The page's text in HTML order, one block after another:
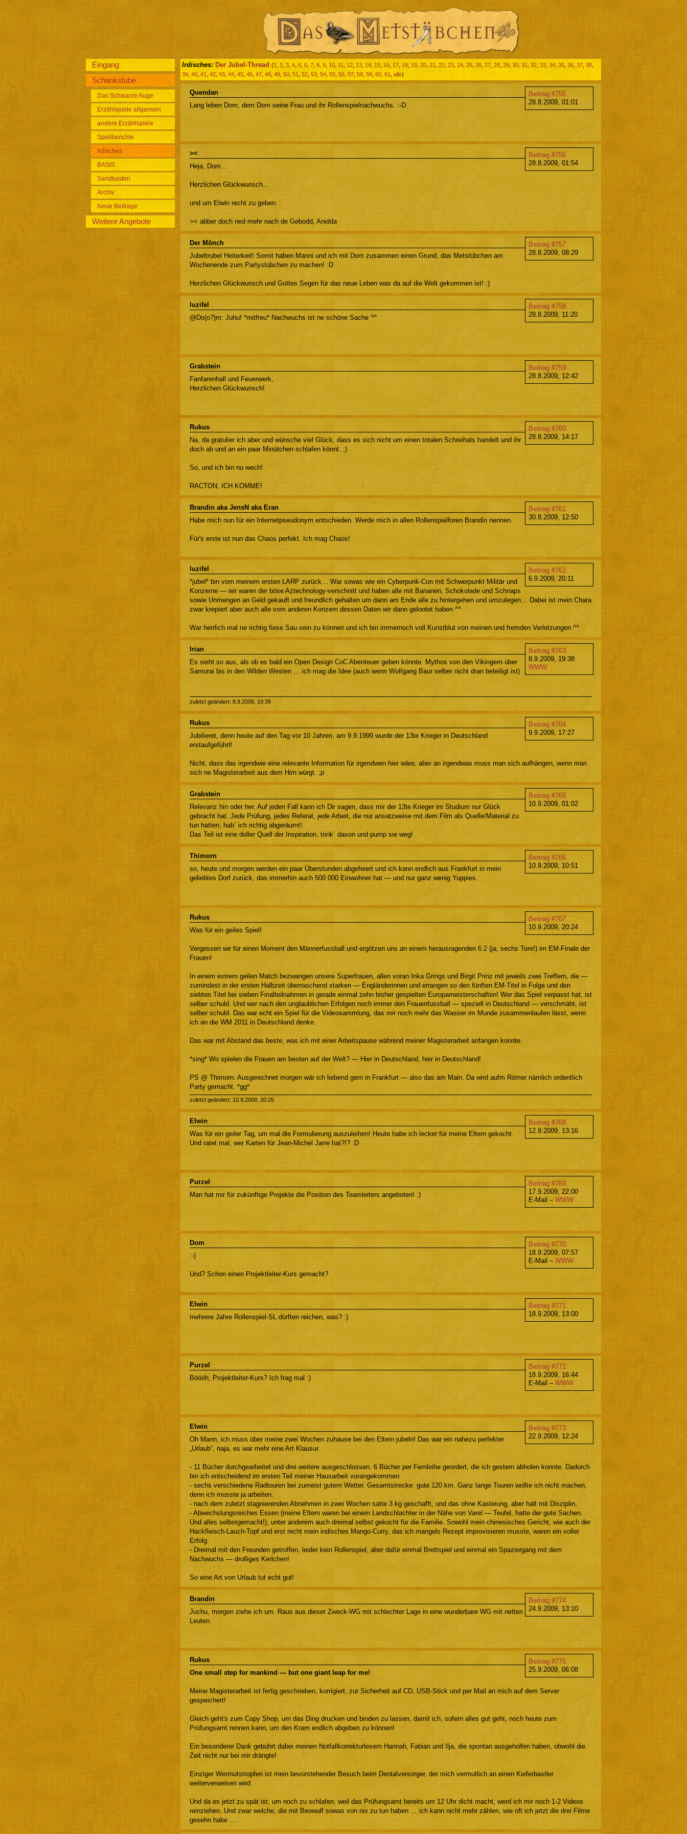
Eingang
Schankstube
Das Schwarze Auge
Erzählspiele allgemein
andere Erzählspiele
Spielberichte
Irdisches
BASIS
Sandkasten
Archiv
Neue Beiträge
Weitere Angebote
Irdisches: Der Jubel-Thread (1 2 3 4 5 6 7 8 9 10 11 12 13 14 15 16 17 18 19 20 21 22 23 24 25 26 27 28 29 30 31 32 33 34 35 36 37 38
39 40 41 42 43 44 45 46 47 48 49 50 51 52 53 54 55 56 57 58 59 60 61 alle)
Beitrag #755
28.8.2009, 01:01
Quendan
Lang leben Dom, dem Dom seine Frau und ihr Rollenspielnachwuchs. :-D
Beitrag #756
28.8.2009, 01:54
><
Heja, Dom…
Herzlichen Glückwunsch…
und um Elwin recht zu geben:
>< abber doch ned mehr nach de Gebodd, Anidda
Beitrag #757
28.8.2009, 08:29
Der Mönch
Jubeltrubel Heiterkeit! Somit haben Manni und ich mit Dom zusammen einen Grund, das Metstübchen am
Wochenende zum Partystübchen zu machen! :D
Herzlichen Glückwunsch und Gottes Segen für das neue Leben was da auf die Welt gekommen ist! :)
Beitrag #758
28.8.2009, 11:20
luzifel
@Do(o?)m: Juhu! *mitfreu* Nachwuchs ist ne schöne Sache ^^
Beitrag #759
28.8.2009, 12:42
Grabstein
Fanfarenhall und Feuerwerk,
Herzlichen Glückwunsch!
Beitrag #760
28.8.2009, 14:17
Rukus
Na, da gratulier ich aber und wünsche viel Glück, dass es sich nicht um einen totalen Schreihals handelt und ihr
doch ab und an ein paar Minütchen schlafen könnt. ;)
So, und ich bin nu wech!
RACTON, ICH KOMME!
Beitrag #761
30.8.2009, 12:50
Brandin aka JensN aka Eran
Habe mich nun für ein Internetpseudonym entschieden. Werde mich in allen Rollenspielforen Brandin nennen.
Für's erste ist nun das Chaos perfekt. Ich mag Chaos!
Beitrag #762
6.9.2009, 20:11
luzifel
*jubel* bin vom meinem ersten LARP zurück… War sowas wie ein Cyberpunk-Con mit Schwerpunkt Militär und
Konzerne — wir waren der böse Aztechnology-verschnitt und haben alle mit Bananen, Schokolade und Schnaps
sowie Unmengen an Geld gekauft und freundlich gehalten um dann am Ende alle zu hintergehen und umzulegen… Dabei ist mein Chara
zwar krepiert aber auch alle vom anderen Konzern dessen Daten wir dann gelootet haben ^^
War herrlich mal ne richtig fiese Sau sein zu können und ich bin immernoch voll Kunstblut von meinen und fremden Verletzungen ^^
Beitrag #763
8.9.2009, 19:38
WWW
Irian
Es sieht so aus, als ob es bald ein Open Design CoC Abenteuer geben könnte. Mythos von den Vikingern über
Samurai bis in den Wilden Westen … ich mag die Idee (auch wenn Wolfgang Baur selber nicht dran beteiligt ist)
zuletzt geändert: 8.9.2009, 19:39
Beitrag #764
9.9.2009, 17:27
Rukus
Jubilieret, denn heute auf den Tag vor 10 Jahren, am 9.9.1999 wurde der 13te Krieger in Deutschland
erstaufgeführt!
Nicht, dass das irgendwie eine relevante Information für irgendwen hier wäre, aber an irgendwas muss man sich aufhängen, wenn man
sich ne Magisterarbeit aus dem Hirn würgt. ;p
Beitrag #765
10.9.2009, 01:02
Grabstein
Relevanz hin oder her. Auf jeden Fall kann ich Dir sagen, dass mir der 13te Krieger im Studium nur Glück
gebracht hat. Jede Prüfung, jedes Referat, jede Arbeit, die nur ansatzweise mit dem Film als Quelle/Material zu
tun hatten, hab´ ich richtig abgeräumt!
Das Teil ist eine doller Quell der Inspiration, trink´ davon und pump sie weg!
Beitrag #766
10.9.2009, 10:51
Thimorn
so, heute und morgen werden ein paar Überstunden abgefeiert und ich kann endlich aus Frankfurt in mein
geliebtes Dorf zurück, das immerhin auch 500 000 Einwohner hat — und nur ganz wenig Yuppies.
Beitrag #767
10.9.2009, 20:24
Rukus
Was für ein geiles Spiel!
Vergessen wir für einen Moment den Männerfussball und ergötzen uns an einem herausragenden 6:2 (ja, sechs Tore!) im EM-Finale der
Frauen!
In einem extrem geilen Match bezwangen unsere Superfrauen, allen voran Inka Grings und Birgit Prinz mit jeweils zwei Treffern, die —
zumindest in der ersten Halbzeit überraschend starken — Engländerinnen und errangen so den fünften EM-Titel in Folge und den
siebten Titel bei sieben Finalteilnahmen in gerade einmal zehn bisher gespielten Europameisterschaften! Wer das Spiel verpasst hat, ist
selber schuld. Und wer nach den unglaublichen Erfolgen noch immer den Frauenfussball — speziell in Deutschland — verschmäht, ist
selber schuld. Das war echt ein Spiel für die Videosammlung, das mir noch mehr das Wasser im Munde zusammenlaufen lässt, wenn
ich an die WM 2011 in Deutschland denke.
Das war mit Abstand das beste, was ich mit einer Arbeitspause während meiner Magisterarbeit anfangen konnte.
*sing* Wo spielen die Frauen am besten auf der Welt? — Hier in Deutschland, hier in Deutschland!
PS @ Thimorn: Ausgerechnet morgen wär ich liebend gern in Frankfurt — also das am Main. Da wird aufm Römer nämlich ordentlich
Party gemacht. *gg*
zuletzt geändert: 10.9.2009, 20:25
Beitrag #768
12.9.2009, 13:16
Elwin
Was für ein geiler Tag, um mal die Formulierung auszuleihen! Heute habe ich lecker für meine Eltern gekocht.
Und ratet mal, wer Karten für Jean-Michel Jarre hat?!? :D
Beitrag #769
17.9.2009, 22:00
E-Mail – WWW
Purzel
Man hat mir für zukünftige Projekte die Position des Teamleiters angeboten! :)
Beitrag #770
18.9.2009, 07:57
E-Mail – WWW
Dom
:-)
Und? Schon einen Projektleiter-Kurs gemacht?
Beitrag #771
18.9.2009, 13:00
Elwin
mehrere Jahre Rollenspiel-SL dürften reichen, was? :)
Beitrag #772
18.9.2009, 16:44
E-Mail – WWW
Purzel
Böööh, Projektleiter-Kurs? Ich frag mal :)
Beitrag #773
22.9.2009, 12:24
Elwin
Oh Mann, ich muss über meine zwei Wochen zuhause bei den Eltern jubeln! Das war ein nahezu perfekter
„Urlaub“, naja, es war mehr eine Art Klausur.
- 11 Bücher durchgearbeitet und drei weitere ausgeschlossen. 6 Bücher per Fernleihe geordert, die ich gestern abholen konnte. Dadurch
bin ich entscheidend im ersten Teil meiner Hausarbeit vorangekommen.
- sechs verschiedene Radtouren bei zumeist gutem Wetter. Gesamtstrecke: gute 120 km. Ganz lange Touren wollte ich nicht machen,
denn ich musste ja arbeiten.
- nach dem zuletzt stagnierenden Abnehmen in zwei Wochen satte 3 kg geschafft, und das ohne Kasteiung, aber halt mit Disziplin.
- Abwechslungsreiches Essen (meine Eltern waren bei einem Landschlachter in der Nähe von Varel — Teufel, hatte der gute Sachen.
Und alles selbstgemacht!), unter anderem auch dreimal selbst gekocht für die Familie. Sowohl mein chinesisches Gericht, wie auch der
Hackfleisch-Lauch-Topf und erst recht mein indisches Mango-Curry, das ich mangels Rezept improvisieren musste, waren ein voller
Erfolg.
- Dreimal mit den Freunden getroffen, leider kein Rollenspiel, aber dafür einmal Brettspiel und einmal ein Spaziergang mit dem
Nachwuchs — drolliges Kerlchen!
So eine Art von Urlaub tut echt gut!
Beitrag #774
24.9.2009, 13:10
Brandin
Juchu, morgen ziehe ich um. Raus aus dieser Zweck-WG mit schlechter Lage in eine wunderbare WG mit netten
Leuten.
Beitrag #775
25.9.2009, 06:08
Rukus
One small step for mankind — but one giant leap for me!
Meine Magisterarbeit ist fertig geschrieben, korrigiert, zur Sicherheit auf CD, USB-Stick und per Mail an mich auf dem Server
gespeichert!
Gleich geht's zum Copy Shop, um das Ding drucken und binden zu lassen, damit ich, sofern alles gut geht, noch heute zum
Prüfungsamt rennen kann, um den Kram endlich abgeben zu können!
Ein besonderer Dank gebührt dabei meinen Notfallkorrekturlesern Hannah, Fabian und Ilja, die spontan ausgeholfen haben, obwohl die
Zeit nicht nur bei mir drängte!
Einziger Wermutstropfen ist mein bevorstehender Besuch beim Dentalversorger, der mich vermutlich an einen Kieferbastler
weiterverweisen wird.
Und da es jetzt zu spät ist, um noch zu schlafen, weil das Prüfungsamt bereits um 12 Uhr dicht macht, werd ich mir noch 1-2 Videos
reinziehen. Und zwar welche, die mit Beowulf sowas von nix zu tun haben … ich kann nicht mehr zählen, wie oft ich jetzt die drei Filme
gesehn habe …